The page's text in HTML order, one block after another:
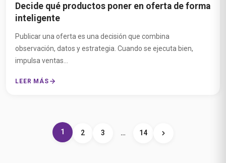
Decide qué productos poner en oferta de forma
inteligente
Publicar una oferta es una decisión que combina
observación, datos y estrategia. Cuando se ejecuta bien,
impulsa ventas...
LEER MÁS
1 2 3 … 14